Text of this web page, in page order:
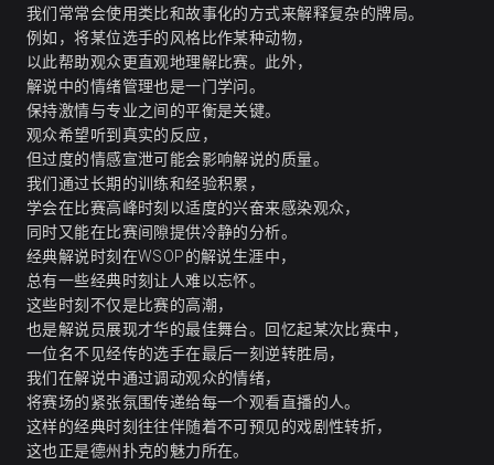
我们常常会使用类比和故事化的方式来解释复杂的牌局。
例如，将某位选手的风格比作某种动物，
以此帮助观众更直观地理解比赛。此外，
解说中的情绪管理也是一门学问。
保持激情与专业之间的平衡是关键。
观众希望听到真实的反应，
但过度的情感宣泄可能会影响解说的质量。
我们通过长期的训练和经验积累，
学会在比赛高峰时刻以适度的兴奋来感染观众，
同时又能在比赛间隙提供冷静的分析。
经典解说时刻在WSOP的解说生涯中，
总有一些经典时刻让人难以忘怀。
这些时刻不仅是比赛的高潮，
也是解说员展现才华的最佳舞台。回忆起某次比赛中，
一位名不见经传的选手在最后一刻逆转胜局，
我们在解说中通过调动观众的情绪，
将赛场的紧张氛围传递给每一个观看直播的人。
这样的经典时刻往往伴随着不可预见的戏剧性转折，
这也正是德州扑克的魅力所在。